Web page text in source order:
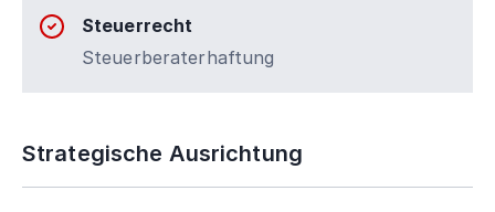
Steuerrecht
Steuerberaterhaftung
Strategische Ausrichtung